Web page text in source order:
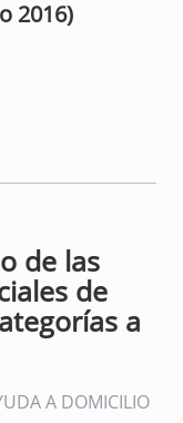
2016)
de las
de
a
A DOMICILIO